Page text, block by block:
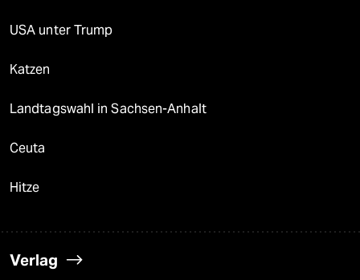
USA unter Trump
Katzen
Landtagswahl in Sachsen-Anhalt
Ceuta
Hitze
Verlag